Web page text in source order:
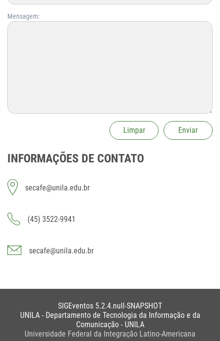
Mensagem:
Limpar Enviar
INFORMAÇÕES DE CONTATO
secafe@unila.edu.br
(45) 3522-9941
secafe@unila.edu.br
SIGEventos 5.2.4.null-SNAPSHOT
UNILA - Departamento de Tecnologia da Informação e da
Comunicação - UNILA
Universidade Federal da Integração Latino-Americana